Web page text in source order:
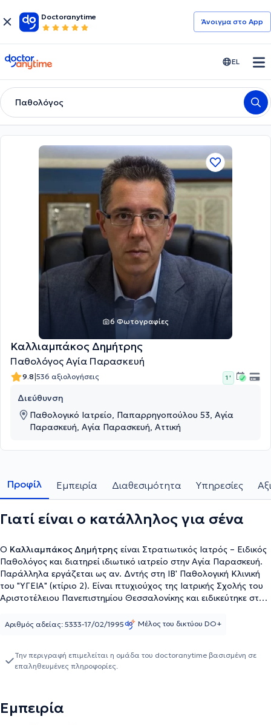
Doctoranytime
Άνοιγμα στο App
doctoranytime EL
Παθολόγος
6 Φωτογραφίες
Καλλιαμπάκος Δημήτρης
Παθολόγος Αγία Παρασκευή
9.8|536 αξιολογήσεις 1 '
Διεύθυνση
Παθολογικό Ιατρείο, Παπαρρηγοπούλου 53, Αγία
Παρασκευή, Αγία Παρασκευή, Αττική
Προφίλ Εμπειρία Διαθεσιμότητα Υπηρεσίες
Γιατί είναι ο κατάλληλος για σένα
Ο Καλλιαμπάκος Δημήτρης είναι Στρατιωτικός Ιατρός – Ειδικός
Παθολόγος και διατηρεί ιδιωτικό ιατρείο στην Αγία Παρασκευή.
Παράλληλα εργάζεται ως αν. Δντής στη ΙΒ' Παθολογική Κλινική
του "ΥΓΕΙΑ" (κτίριο 2). Είναι πτυχιούχος της Ιατρικής Σχολής του
Αριστοτέλειου Πανεπιστημίου Θεσσαλονίκης και ειδικεύτηκε στην
Νοσοκομείου Αθηνών "Λαϊκό". Ακολούθως υπηρέτησε επί σειρά
εταιρία επείγουσας εξωνοσοκομειακής ιατρικής "SOS ΙΑΤΡΟΙ".
Επιπλέον, μετεκπαιδεύτηκε στο Σακχαρώδη Διαβήτη στο
Διαβητολογικής Εταιρείας. Έχει μακρόχρονη εμπειρία στη
διαχείριση λοιμώξεων, σακχαρώδη διαβήτη, υπερλιπιδαιμίας,
Αριθμός αδείας: 5333-17/02/1995 Μέλος του δικτύου DO+
Την περιγραφή επιμελείται η ομάδα του doctoranytime βασισμένη σε
επαληθευμένες πληροφορίες.
Εμπειρία